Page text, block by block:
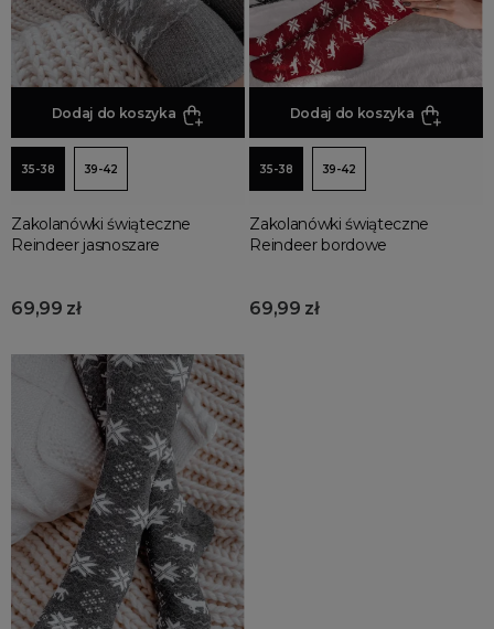
Produkty Tygodnia
Różowy Październik
Black Friday
Cyber Monday
Black Week
Wyprzedaż noworoczna
Dodaj do koszyka
35-38 39-42
Zakolanówki świąteczne
Reindeer jasnoszare
69,99 zł
Dodaj do koszyka
35-38 39-42
Zakolanówki świąteczne
Reindeer bordowe
69,99 zł